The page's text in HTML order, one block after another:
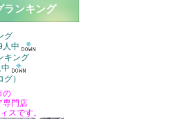
ランキング
グ
人中
キング
中
グ）
の
専門店
スです。